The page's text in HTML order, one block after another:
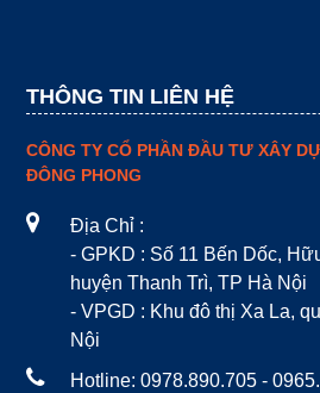
THÔNG TIN LIÊN HỆ
CÔNG TY CỔ PHẦN ĐẦU TƯ XÂY
ĐÔNG PHONG
Địa Chỉ :
- GPKD : Số 11 Bến Dốc,
huyện Thanh Trì, TP Hà Nội
- VPGD : Khu đô thị Xa La,
Nội
Hotline: 0978.890.705 -